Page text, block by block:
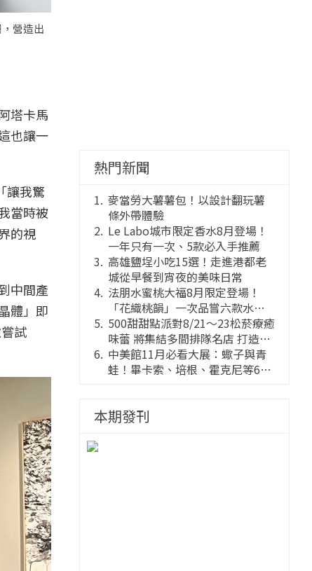
營造出
塔卡馬
也讓一
讓我驚
當時被
的視
中間產
體」即
試
熱門新聞
麥當勞大薯薯包！以設計翻玩薯
條外帶體驗
Le Labo城市限定香水8月登場！
一年只有一次、5款必入手推薦
高雄鹽埕小吃15選！走進港都老
城從早餐到宵夜的美味日常
法朋水蜜桃大福8月限定登場！
「花織桃韻」一次品嘗六款水蜜
桃花果大福
500甜甜點派對8/21～23松菸療癒
味蕾 將集結多間排隊名店 打造靈
感創意的舞台
中美館11月必看大展：蠍子與青
蛙！畢卡索、培根、霍克尼等66
本期發刊